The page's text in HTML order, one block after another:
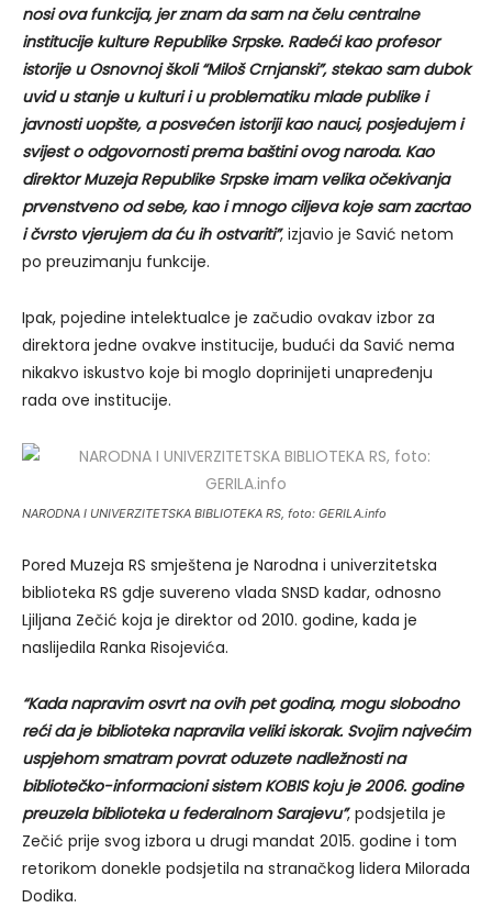
nosi ova funkcija, jer znam da sam na čelu centralne
institucije kulture Republike Srpske. Radeći kao profesor
istorije u Osnovnoj školi “Miloš Crnjanski”, stekao sam dubok
uvid u stanje u kulturi i u problematiku mlade publike i
javnosti uopšte, a posvećen istoriji kao nauci, posjedujem i
svijest o odgovornosti prema baštini ovog naroda. Kao
direktor Muzeja Republike Srpske imam velika očekivanja
prvenstveno od sebe, kao i mnogo ciljeva koje sam zacrtao
i čvrsto vjerujem da ću ih ostvariti”, izjavio je Savić netom
po preuzimanju funkcije.
Ipak, pojedine intelektualce je začudio ovakav izbor za
direktora jedne ovakve institucije, budući da Savić nema
nikakvo iskustvo koje bi moglo doprinijeti unapređenju
rada ove institucije.
NARODNA I UNIVERZITETSKA BIBLIOTEKA RS, foto: GERILA.info
Pored Muzeja RS smještena je Narodna i univerzitetska
biblioteka RS gdje suvereno vlada SNSD kadar, odnosno
Ljiljana Zečić koja je direktor od 2010. godine, kada je
naslijedila Ranka Risojevića.
“Kada napravim osvrt na ovih pet godina, mogu slobodno
reći da je biblioteka napravila veliki iskorak. Svojim najvećim
uspjehom smatram povrat oduzete nadležnosti na
bibliotečko-informacioni sistem KOBIS koju je 2006. godine
preuzela biblioteka u federalnom Sarajevu”, podsjetila je
Zečić prije svog izbora u drugi mandat 2015. godine i tom
retorikom donekle podsjetila na stranačkog lidera Milorada
Dodika.